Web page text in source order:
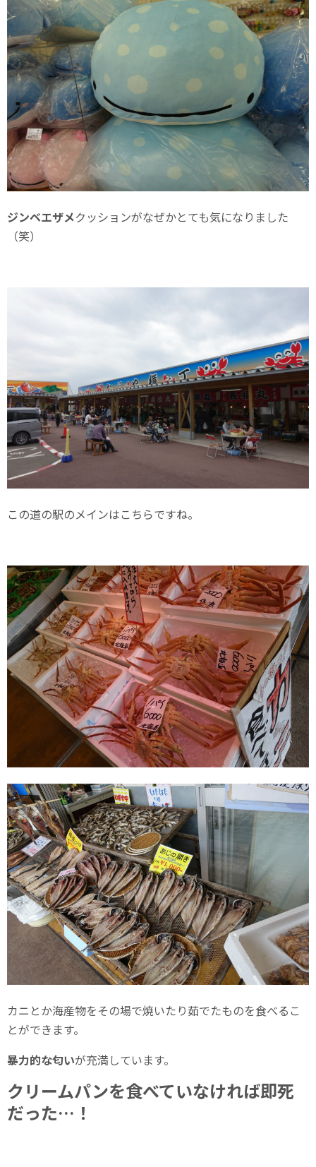
ジンベエザメクッションがなぜかとても気になりました
（笑）
この道の駅のメインはこちらですね。
カニとか海産物をその場で焼いたり茹でたものを食べるこ
とができます。
暴力的な匂いが充満しています。
クリームパンを食べていなければ即死
だった…！